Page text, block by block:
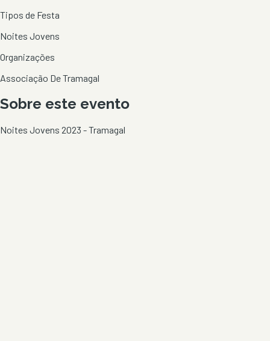
Tipos de Festa
Noites Jovens
Organizações
Associação De Tramagal
Sobre este evento
Noites Jovens 2023 - Tramagal